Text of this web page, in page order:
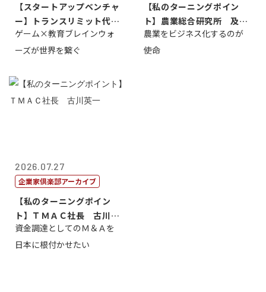
【スタートアップベンチャ
ー】トランスリミット代表
取締役社長 ...
ゲーム×教育ブレインウォ
ーズが世界を繋ぐ
【私のターニングポイン
ト】農業総合研究所 及川
智正
農業をビジネス化するのが
使命
2026.07.27
企業家倶楽部アーカイブ
【私のターニングポイン
ト】ＴＭＡＣ社長 古川英
一
資金調達としてのＭ＆Ａを
日本に根付かせたい